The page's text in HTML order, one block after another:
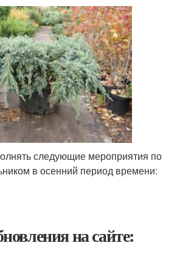
следующие мероприятия по
в осенний период времени:
на сайте: